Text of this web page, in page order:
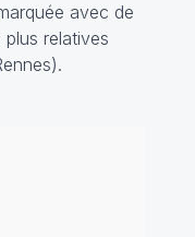
avec de
relatives